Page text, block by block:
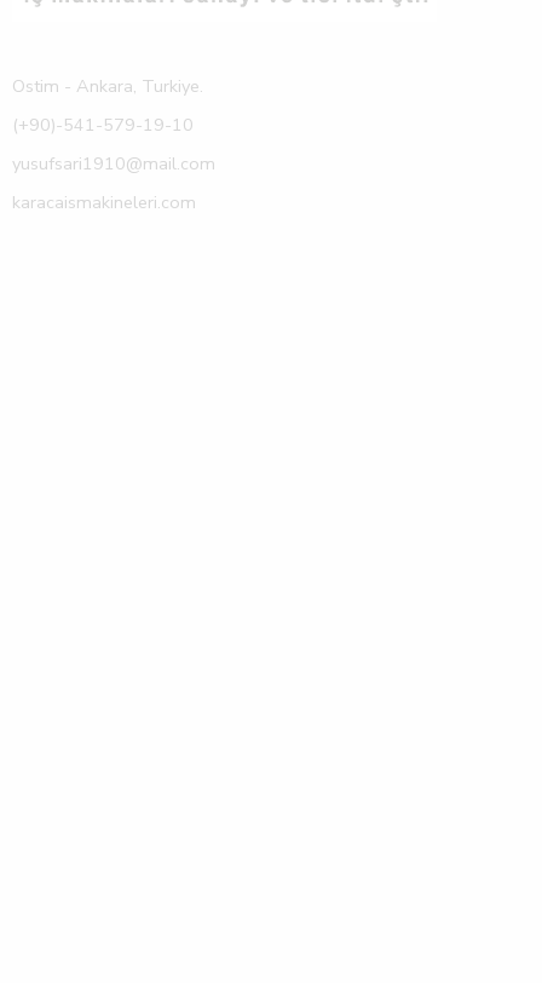
Ostim - Ankara, Turkiye.
(+90)-541-579-19-10
yusufsari1910@mail.com
karacaismakineleri.com